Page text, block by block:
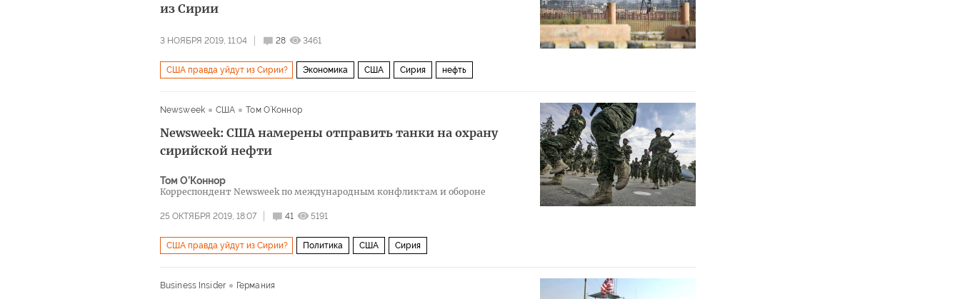
из Сирии
3 НОЯБРЯ 2019, 11:04 28 3461
США правда уйдут из Сирии? Экономика США Сирия нефть
Newsweek США Том О’Коннор
Newsweek: США намерены отправить танки на охрану
сирийской нефти
Том О’Коннор
Корреспондент Newsweek по международным конфликтам и обороне
25 ОКТЯБРЯ 2019, 18:07 41 5191
США правда уйдут из Сирии? Политика США Сирия
Business Insider Германия